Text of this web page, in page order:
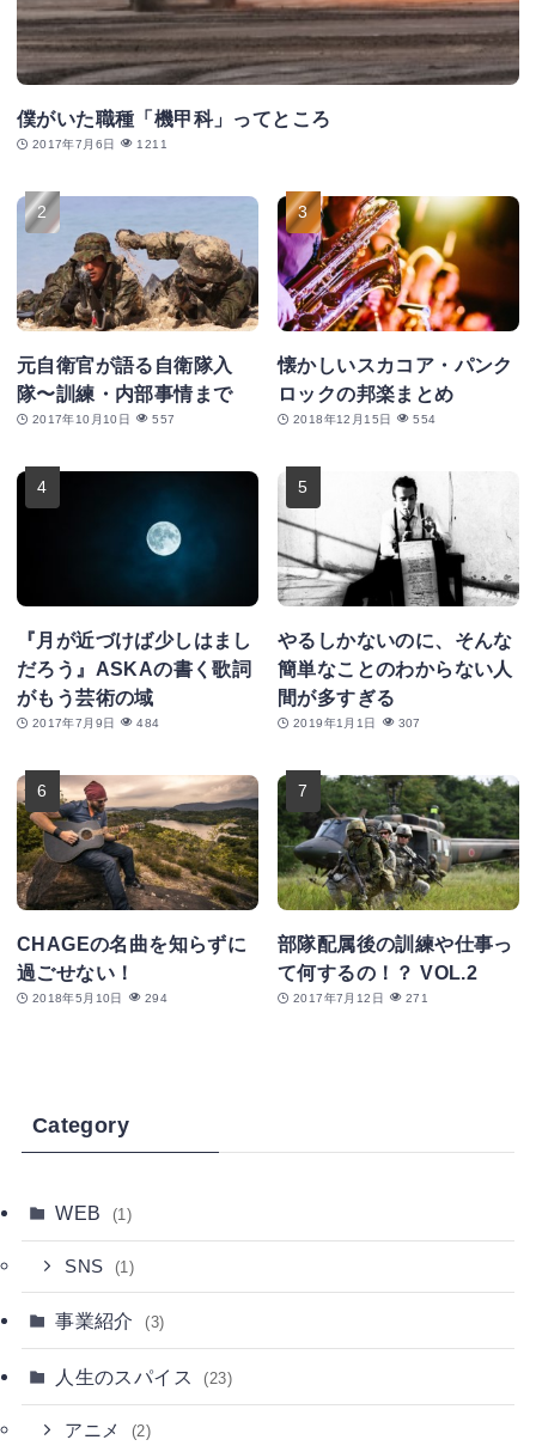
僕がいた職種「機甲科」ってところ
2017年7月6日 1211
元自衛官が語る自衛隊入
隊〜訓練・内部事情まで
2017年10月10日 557
懐かしいスカコア・パンク
ロックの邦楽まとめ
2018年12月15日 554
『月が近づけば少しはまし
だろう』ASKAの書く歌詞
がもう芸術の域
2017年7月9日 484
やるしかないのに、そんな
簡単なことのわからない人
間が多すぎる
2019年1月1日 307
CHAGEの名曲を知らずに
過ごせない！
2018年5月10日 294
部隊配属後の訓練や仕事っ
て何するの！？ VOL.2
2017年7月12日 271
Category
WEB (1)
SNS (1)
事業紹介 (3)
人生のスパイス (23)
アニメ (2)